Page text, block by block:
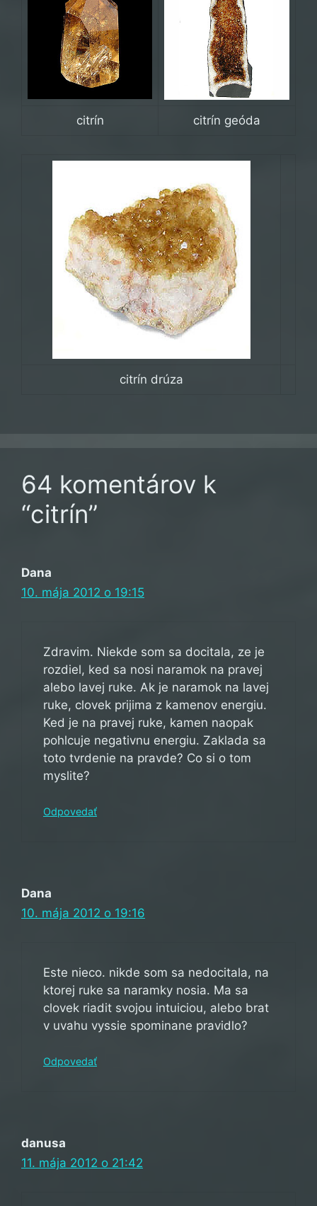
citrín citrín geóda
citrín drúza
64 komentárov k
“citrín”
Dana
10. mája 2012 o 19:15
Zdravim. Niekde som sa docitala, ze je
rozdiel, ked sa nosi naramok na pravej
alebo lavej ruke. Ak je naramok na lavej
ruke, clovek prijima z kamenov energiu.
Ked je na pravej ruke, kamen naopak
pohlcuje negativnu energiu. Zaklada sa
toto tvrdenie na pravde? Co si o tom
myslite?
Odpovedať
Dana
10. mája 2012 o 19:16
Este nieco. nikde som sa nedocitala, na
ktorej ruke sa naramky nosia. Ma sa
clovek riadit svojou intuiciou, alebo brat
v uvahu vyssie spominane pravidlo?
Odpovedať
danusa
11. mája 2012 o 21:42